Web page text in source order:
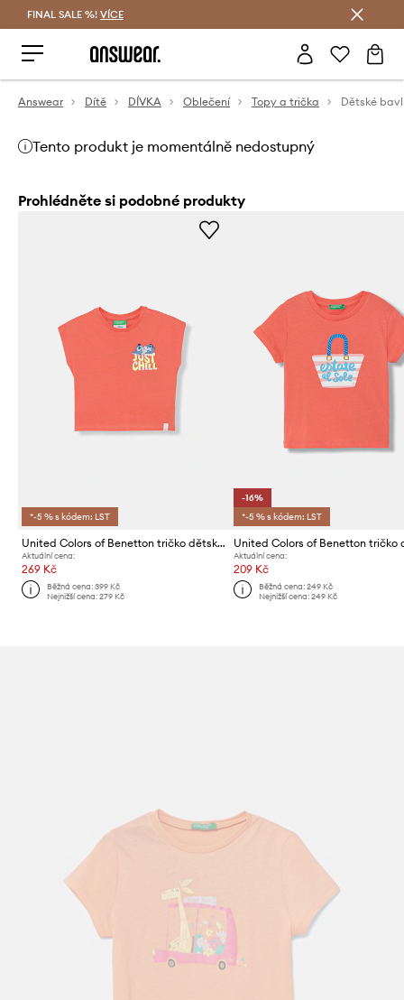
FINAL SALE %! VÍCE
Answear Dítě DÍVKA Oblečení Topy a trička
Tento produkt je momentálně nedostupný
Prohlédněte si podobné produkty
*-5 % s kódem: LST
United Colors of Benetton tričko dětské bavlněné
Aktuální cena:
269 Kč
Běžná cena:399 Kč
Nejnižší cena:279 Kč
-16%
*-5 % s kódem: LST
Aktuální cena:
209 Kč
Běžná cena: 249 Kč
Nejnižší cena: 249 Kč